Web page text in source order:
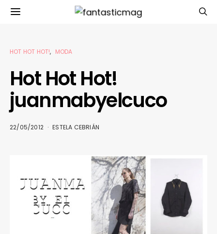
HOT HOT HOT! MODA
Hot Hot Hot!
juanmabyelcuco
22/05/2012 ESTELA CEBRIÁN